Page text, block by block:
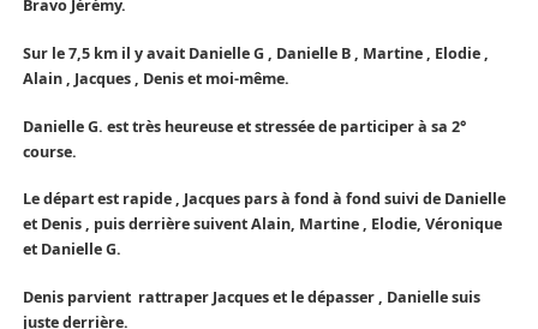
Bravo Jérémy.
Sur le 7,5 km il y avait Danielle G , Danielle B , Martine , Elodie ,
Alain , Jacques , Denis et moi-même.
Danielle G. est très heureuse et stressée de participer à sa 2°
course.
Le départ est rapide , Jacques pars à fond à fond suivi de Danielle
et Denis , puis derrière suivent Alain, Martine , Elodie, Véronique
et Danielle G.
Denis parvient rattraper Jacques et le dépasser , Danielle suis
juste derrière.